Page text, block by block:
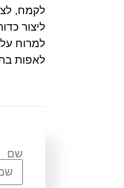
לקמח,
ליצור
למרוח
לאפות בתנור
שם